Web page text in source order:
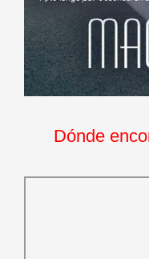
Dónde